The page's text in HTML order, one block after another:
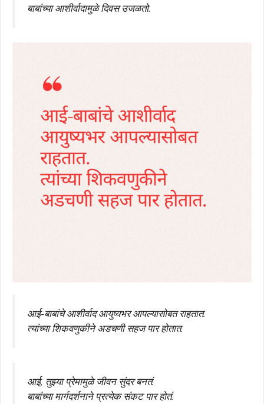
बाबांच्या आशीर्वादामुळे दिवस उजळतो.
आई-बाबांचे आशीर्वाद आयुष्यभर आपल्यासोबत राहतात.
त्यांच्या शिकवणुकीने अडचणी सहज पार होतात.
आई, तुझ्या प्रेमामुळे जीवन सुंदर बनतं.
बाबांच्या मार्गदर्शनाने प्रत्येक संकट पार होतं.